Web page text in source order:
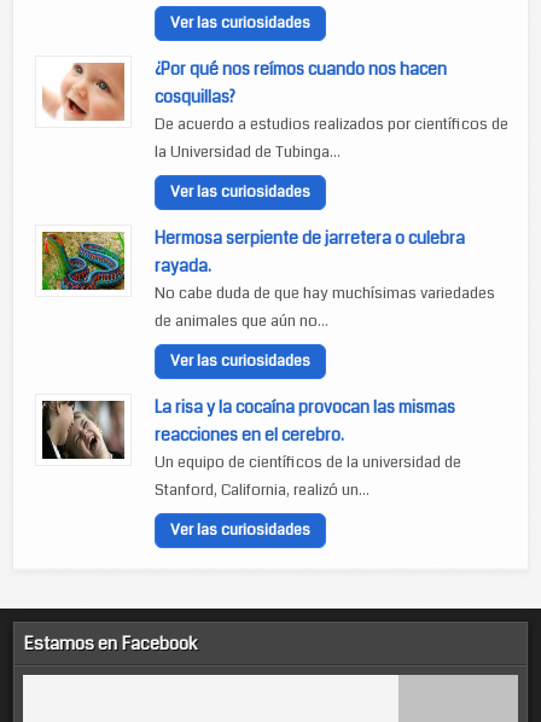
Ver las curiosidades
¿Por qué nos reímos cuando nos hacen
cosquillas?
De acuerdo a estudios realizados por científicos de
la Universidad de Tubinga...
Ver las curiosidades
Hermosa serpiente de jarretera o culebra
rayada.
No cabe duda de que hay muchísimas variedades
de animales que aún no...
Ver las curiosidades
La risa y la cocaína provocan las mismas
reacciones en el cerebro.
Un equipo de científicos de la universidad de
Stanford, California, realizó un...
Ver las curiosidades
Estamos en Facebook